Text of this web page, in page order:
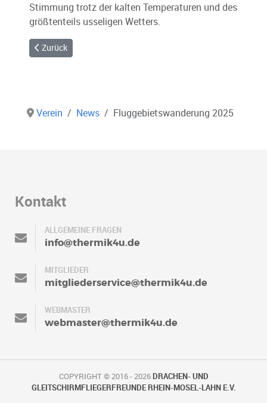
Stimmung trotz der kalten Temperaturen und des
größtenteils usseligen Wetters.
Vorheriger Beitrag: Sommer-Vereinsausflug 2025
Zurück
Verein News Fluggebietswanderung 2025
Kontakt
ALLGEMEINE FRAGEN
info@thermik4u.de
MITGLIEDER
mitgliederservice@thermik4u.de
WEBMASTER
webmaster@thermik4u.de
COPYRIGHT © 2016 - 2026 DRACHEN- UND
GLEITSCHIRMFLIEGERFREUNDE RHEIN-MOSEL-LAHN E.V.